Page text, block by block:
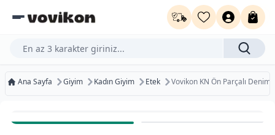
Ürün, kategori veya marka ara...
Ana Sayfa Giyim Kadın Giyim Etek Vovikon KN Ön Parçalı Denim
Ücretsiz Kargo